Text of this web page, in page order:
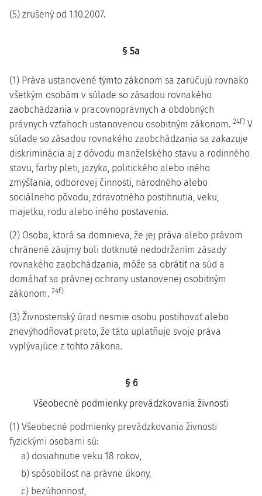
(5) zrušený od 1.10.2007.
§ 5a
(1) Práva ustanovené týmto zákonom sa zaručujú rovnako
všetkým osobám v súlade so zásadou rovnakého
zaobchádzania v pracovnoprávnych a obdobných
právnych vzťahoch ustanovenou osobitným zákonom. 24f) V
súlade so zásadou rovnakého zaobchádzania sa zakazuje
diskriminácia aj z dôvodu manželského stavu a rodinného
stavu, farby pleti, jazyka, politického alebo iného
zmýšľania, odborovej činnosti, národného alebo
sociálneho pôvodu, zdravotného postihnutia, veku,
majetku, rodu alebo iného postavenia.
(2) Osoba, ktorá sa domnieva, že jej práva alebo právom
chránené záujmy boli dotknuté nedodržaním zásady
rovnakého zaobchádzania, môže sa obrátiť na súd a
domáhať sa právnej ochrany ustanovenej osobitným
zákonom. 24f)
(3) Živnostenský úrad nesmie osobu postihovať alebo
znevýhodňovať preto, že táto uplatňuje svoje práva
vyplývajúce z tohto zákona.
§ 6
Všeobecné podmienky prevádzkovania živnosti
(1) Všeobecné podmienky prevádzkovania živnosti
fyzickými osobami sú:
a) dosiahnutie veku 18 rokov,
b) spôsobilosť na právne úkony,
c) bezúhonnosť,